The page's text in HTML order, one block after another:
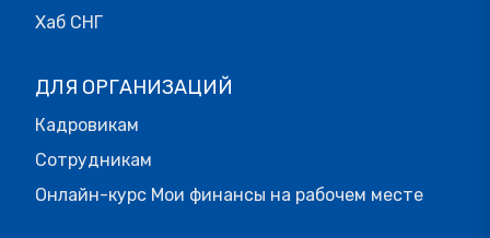
Хаб СНГ
ДЛЯ ОРГАНИЗАЦИЙ
Кадровикам
Сотрудникам
Онлайн-курс Мои финансы на рабочем месте